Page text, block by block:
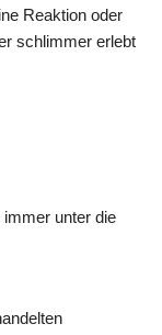
Reaktion oder
schlimmer erlebt
unter die